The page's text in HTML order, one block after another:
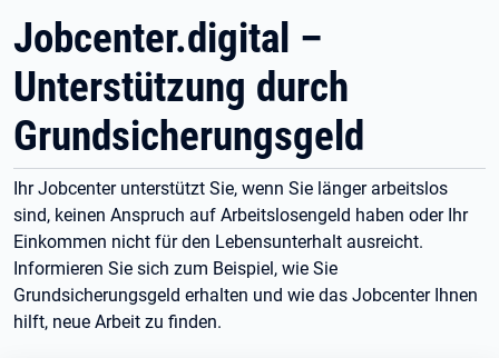
Jobcenter.digital –
Unterstützung durch
Grundsicherungsgeld
Ihr Jobcenter unterstützt Sie, wenn Sie länger arbeitslos
sind, keinen Anspruch auf Arbeitslosengeld haben oder Ihr
Einkommen nicht für den Lebensunterhalt ausreicht.
Informieren Sie sich zum Beispiel, wie Sie
Grundsicherungsgeld erhalten und wie das Jobcenter Ihnen
hilft, neue Arbeit zu finden.